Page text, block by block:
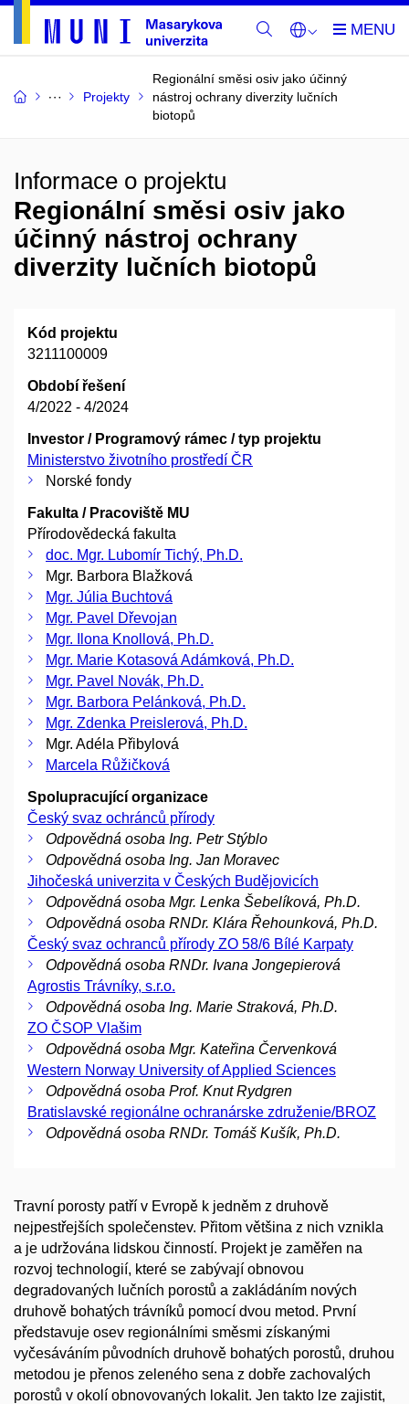
Projekty
Regionální směsi osiv jako účinný
nástroj ochrany diverzity lučních
biotopů
Informace o projektu
Regionální směsi osiv jako
účinný nástroj ochrany
diverzity lučních biotopů
Kód projektu
3211100009
Období řešení
4/2022 - 4/2024
Investor / Programový rámec / typ projektu
Ministerstvo životního prostředí ČR
Norské fondy
Fakulta / Pracoviště MU
Přírodovědecká fakulta
doc. Mgr. Lubomír Tichý, Ph.D.
Mgr. Barbora Blažková
Mgr. Júlia Buchtová
Mgr. Pavel Dřevojan
Mgr. Ilona Knollová, Ph.D.
Mgr. Marie Kotasová Adámková, Ph.D.
Mgr. Pavel Novák, Ph.D.
Mgr. Barbora Pelánková, Ph.D.
Mgr. Zdenka Preislerová, Ph.D.
Mgr. Adéla Přibylová
Marcela Růžičková
Spolupracující organizace
Český svaz ochránců přírody
Odpovědná osoba Ing. Petr Stýblo
Odpovědná osoba Ing. Jan Moravec
Jihočeská univerzita v Českých Budějovicích
Odpovědná osoba Mgr. Lenka Šebelíková, Ph.D.
Odpovědná osoba RNDr. Klára Řehounková, Ph.D.
Český svaz ochranců přírody ZO 58/6 Bílé Karpaty
Odpovědná osoba RNDr. Ivana Jongepierová
Agrostis Trávníky, s.r.o.
Odpovědná osoba Ing. Marie Straková, Ph.D.
ZO ČSOP Vlašim
Odpovědná osoba Mgr. Kateřina Červenková
Western Norway University of Applied Sciences
Odpovědná osoba Prof. Knut Rydgren
Bratislavské regionálne ochranárske združenie/BROZ
Odpovědná osoba RNDr. Tomáš Kušík, Ph.D.
Travní porosty patří v Evropě k jedněm z druhově
nejpestřejších společenstev. Přitom většina z nich vznikla
a je udržována lidskou činností. Projekt je zaměřen na
rozvoj technologií, které se zabývají obnovou
degradovaných lučních porostů a zakládáním nových
druhově bohatých trávníků pomocí dvou metod. První
představuje osev regionálními směsmi získanými
vyčesáváním původních druhově bohatých porostů, druhou
metodou je přenos zeleného sena z dobře zachovalých
porostů v okolí obnovovaných lokalit. Jen takto lze zajistit,